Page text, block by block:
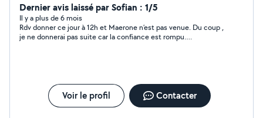
Dernier avis laissé par Sofian : 1/5
Il y a plus de 6 mois
Rdv donner ce jour à 12h et Maerone n’est pas venue. Du coup ,
je ne donnerai pas suite car la confiance est rompu….
Voir le profil Contacter